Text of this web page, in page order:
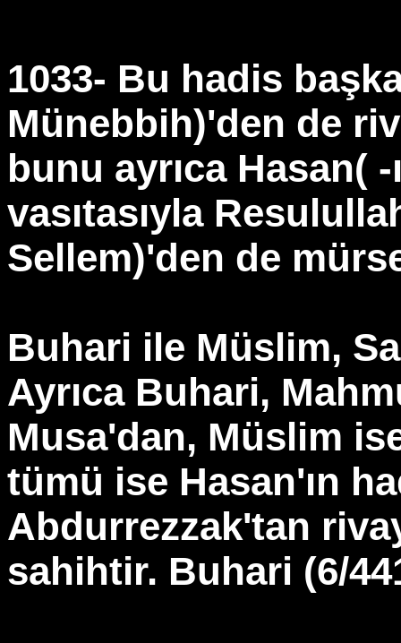
1033- Bu hadis
Münebbih)'den de
bunu ayrıca Hasan(
vasıtasıyla
Sellem)'den de
Buhari ile Müslim,
Ayrıca Buhari,
Musa'dan, Müslim
tümü ise Hasan'ın
Abdurrezzak'tan
sahihtir. Buhari (6/